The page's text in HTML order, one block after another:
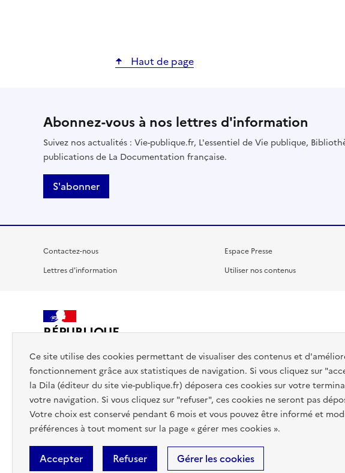
Ce site utilise des cookies permettant de visualiser des contenus et
fonctionnement grâce aux statistiques de navigation. Si vous cliquez sur
la Dila (éditeur du site vie-publique.fr) déposera ces cookies sur votre
votre navigation. Si vous cliquez sur "refuser", ces cookies ne seront pas
Votre choix est conservé pendant 6 mois et vous pouvez être informé et
préférences à tout moment sur la page « gérer mes cookies ».
Accepter Refuser Gérer les cookies
Haut de page
Abonnez-vous à nos lettres d'information
Suivez nos actualités : Vie-publique.fr, L'essentiel de Vie publique,
publications de La Documentation française.
S'abonner
Contactez-nous
Lettres d'information
Espace Presse
Utiliser nos contenus
RÉPUBLIQUE
Accessibilité : totalement conforme Données personnelles